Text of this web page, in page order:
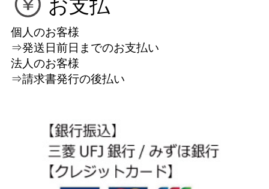
お支払
個人のお客様
⇒発送日前日までのお支払い
法人のお客様
⇒請求書発行の後払い